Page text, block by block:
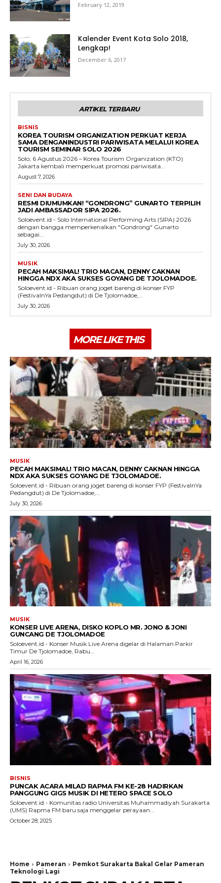
February 12, 2019
Kalender Event Kota Solo 2018,
Lengkap!
December 6, 2017
ARTIKEL TERBARU
BISNIS
KOREA TOURISM ORGANIZATION PERKUAT KERJA
SAMA DENGANINDUSTRI PARIWISATA MELALUI KOREA
TOURISM SEMINAR SOLO 2026
Solo, 6 Agustus 2026 – Korea Tourism Organization (KTO)
Jakarta kembali memperkuat promosi pariwisata...
August 7, 2026
SENI DAN BUDAYA
RESMI DIUMUMKAN! “GONDRONG” GUNARTO TERPILIH
JADI AMBASSADOR SIPA 2026.
Soloevent.id - Solo International Performing Arts (SIPA) 2026
dengan bangga memperkenalkan "Gondrong" Gunarto
sebagai...
July 30, 2026
MUSIK
PECAH MAKSIMAL! TRIO MACAN, DENNY CAKNAN
HINGGA NDX AKA SUKSES GOYANG DE TJOLOMADOE.
Soloevent.id - Ribuan orang joget bareng di konser FYP
(FestivalnYa Pedangdut) di De Tjolomadoe,...
July 30, 2026
MORE LIKE THIS
MUSIK
PECAH MAKSIMAL! TRIO MACAN, DENNY CAKNAN HINGGA
NDX AKA SUKSES GOYANG DE TJOLOMADOE.
Soloevent.id - Ribuan orang joget bareng di konser FYP (FestivalnYa
Pedangdut) di De Tjolomadoe,...
July 30, 2026
MUSIK
KONSER LIVE ARENA, DISKO KOPLO MR. JONO & JONI
GUNCANG DE TJOLOMADOE
Soloevent.id - Konser Musik Live Arena digelar di Halaman Parkir
Timur De Tjolomadoe, Rabu...
April 16, 2026
BISNIS
PUNCAK ACARA MILAD RAPMA FM KE-28 HADIRKAN
PANGGUNG GIGS MUSIK DI HETERO SPACE SOLO
Soloevent.id - Komunitas radio Universitas Muhammadiyah Surakarta
(UMS) Rapma FM baru saja menggelar perayaan...
October 28, 2025